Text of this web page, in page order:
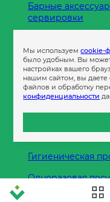
Барные
сервировки
Пленка
Пакеты и сумки
Контейнеры
Бумага офисная
Гигиеническая
Одноразовая
Мы используемcookie-
было удобным. Вы
настройках вашего
нашим сайтом, вы даете
файлов и обработку
конфиденциальности